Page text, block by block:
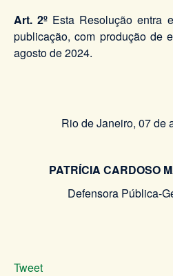
Art. 2º Esta Resolução entra
publicação, com produção de
agosto de 2024.
Rio de Janeiro, 07 de
PATRÍCIA CARDOSO
Defensora Pública-
Tweet